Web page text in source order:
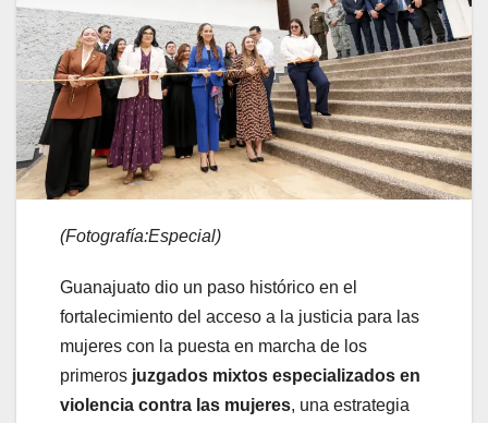
(Fotografía:Especial)
Guanajuato dio un paso histórico en el
fortalecimiento del acceso a la justicia para las
mujeres con la puesta en marcha de los
primeros juzgados mixtos especializados en
violencia contra las mujeres, una estrategia